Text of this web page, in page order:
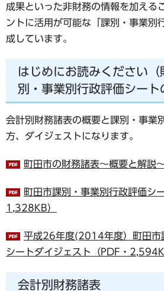
成果といった非財務の情報を加える
ントに活用が可能な「課別・事業別
成しています。
はじめにお読みください（
別・事業別行政評価シート
会計別財務諸表の概要と課別・事業
方、ダイジェストになります。
町田市の財務諸表～概要と解説
町田市課別・事業別行政評価シ
1,328KB）
平成26年度(2014年度）町田市
シートダイジェスト（PDF・
会計別財務諸表